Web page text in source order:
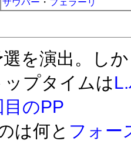
を演出。し
プタイムは
目のPP
は何と フォー